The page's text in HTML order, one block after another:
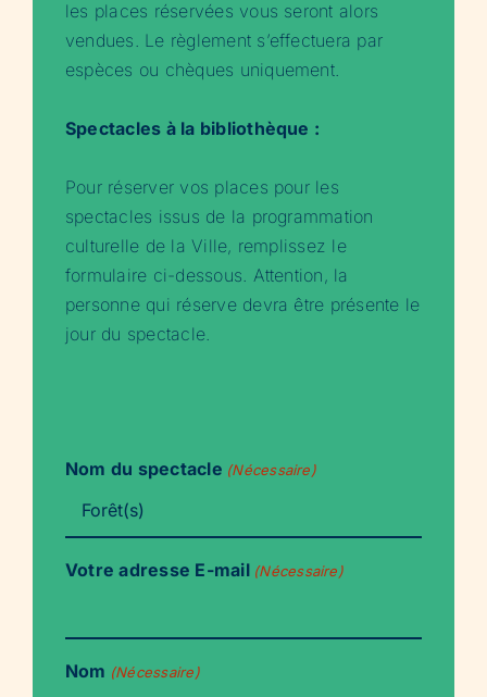
les places réservées vous seront alors
vendues. Le règlement s’effectuera par
espèces ou chèques uniquement.
Spectacles à la bibliothèque :
Pour réserver vos places pour les
spectacles issus de la programmation
culturelle de la Ville, remplissez le
formulaire ci-dessous. Attention, la
personne qui réserve devra être présente le
jour du spectacle.
Nom du spectacle (Nécessaire)
Votre adresse E-mail (Nécessaire)
Nom (Nécessaire)